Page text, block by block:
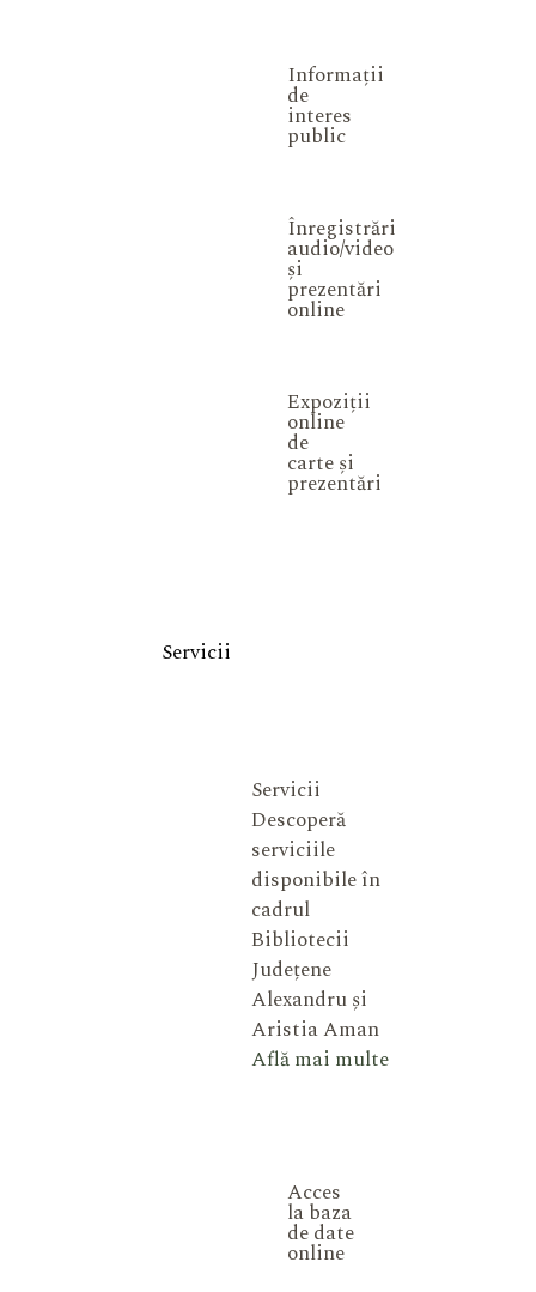
Informații
de
interes
public
Înregistrări
audio/video
și
prezentări
online
Expoziții
online
de
carte și
prezentări
Servicii
Servicii
Descoperă
serviciile
disponibile în
cadrul
Bibliotecii
Județene
Alexandru și
Aristia Aman
Află mai multe
Acces
la baza
de date
online